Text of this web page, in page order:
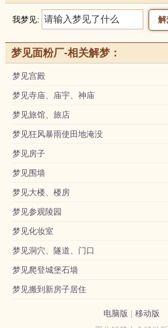
我梦见:
梦见面粉厂-相关解梦：
梦见宫殿
梦见寺庙、庙宇、神庙
梦见旅馆、旅店
梦见狂风暴雨使田地淹没
梦见房子
梦见围墙
梦见大楼、楼房
梦见参观陵园
梦见化妆室
梦见洞穴、隧道、门口
梦见爬登城堡石墙
梦见搬到新房子居住
电脑版 | 移动版